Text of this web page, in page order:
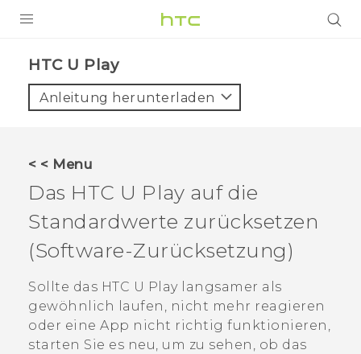
VIVE
VIVERSE
UNTERSTÜTZUNG
HTC-Geräte und Zubehör
Anmelden
HTC U Play‎
Anleitung herunterladen
< < Menu
Das HTC U Play auf die
Standardwerte zurücksetzen
(Software-Zurücksetzung)
Sollte das HTC U Playlangsamer als
gewöhnlich laufen, nicht mehr reagieren
oder eine App nicht richtig funktionieren,
starten Sie es neu, um zu sehen, ob das